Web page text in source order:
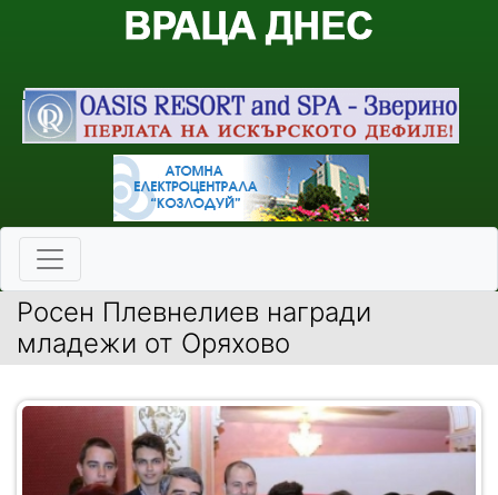
Росен Плевнелиев награди
младежи от Оряхово